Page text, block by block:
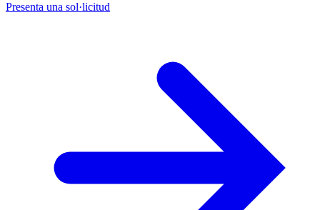
Presenta una sol·licitud